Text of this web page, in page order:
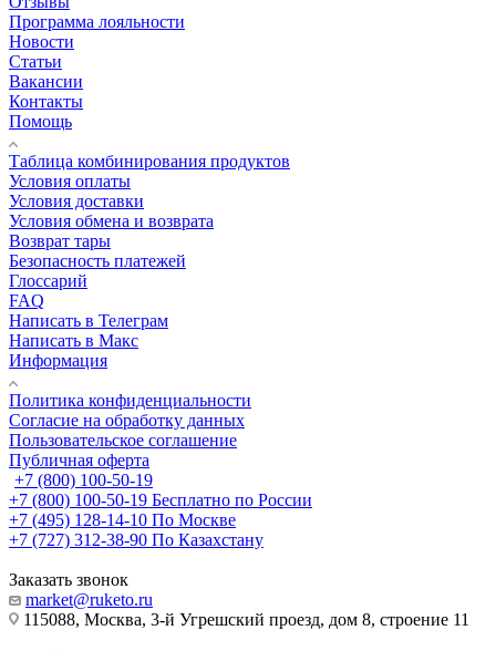
Программа лояльности
Новости
Статьи
Вакансии
Контакты
Помощь
Таблица комбинирования продуктов
Условия оплаты
Условия доставки
Условия обмена и возврата
Возврат тары
Безопасность платежей
Глоссарий
FAQ
Написать в Телеграм
Написать в Макс
Информация
Политика конфиденциальности
Согласие на обработку данных
Пользовательское соглашение
Публичная оферта
+7 (800) 100-50-19
+7 (800) 100-50-19 Бесплатно по России
+7 (495) 128-14-10 По Москве
+7 (727) 312-38-90 По Казахстану
Заказать звонок
market@ruketo.ru
115088, Москва, 3-й Угрешский проезд, дом 8, строение 11